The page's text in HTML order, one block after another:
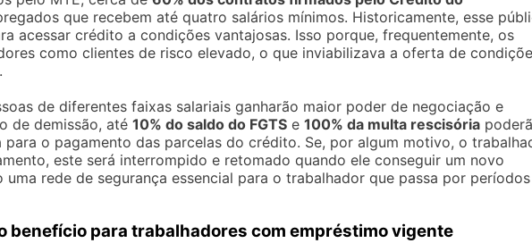
que recebem até quatro salários mínimos. Historicamente, esse
acessar crédito a condições vantajosas. Isso porque, frequentemente, os
como clientes de risco elevado, o que inviabilizava a oferta de
de diferentes faixas salariais ganharão maior poder de negociação e
de demissão, até 10% do saldo do FGTS e 100% da multa rescisória
o pagamento das parcelas do crédito. Se, por algum motivo, o
este será interrompido e retomado quando ele conseguir um novo
rede de segurança essencial para o trabalhador que passa por períodos
benefício para trabalhadores com empréstimo vigente